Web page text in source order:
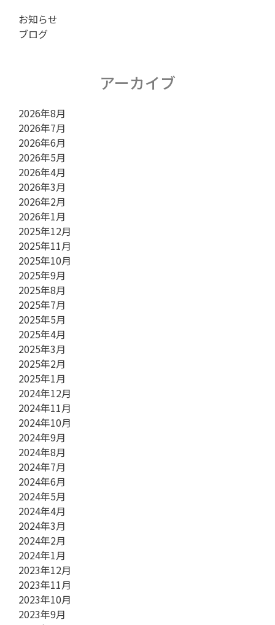
お知らせ
ブログ
アーカイブ
2026年8月
2026年7月
2026年6月
2026年5月
2026年4月
2026年3月
2026年2月
2026年1月
2025年12月
2025年11月
2025年10月
2025年9月
2025年8月
2025年7月
2025年5月
2025年4月
2025年3月
2025年2月
2025年1月
2024年12月
2024年11月
2024年10月
2024年9月
2024年8月
2024年7月
2024年6月
2024年5月
2024年4月
2024年3月
2024年2月
2024年1月
2023年12月
2023年11月
2023年10月
2023年9月